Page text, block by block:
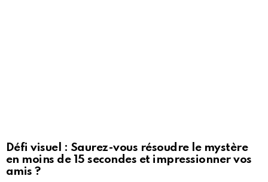
Défi visuel : Saurez-vous résoudre le mystère
en moins de 15 secondes et impressionner vos
amis ?